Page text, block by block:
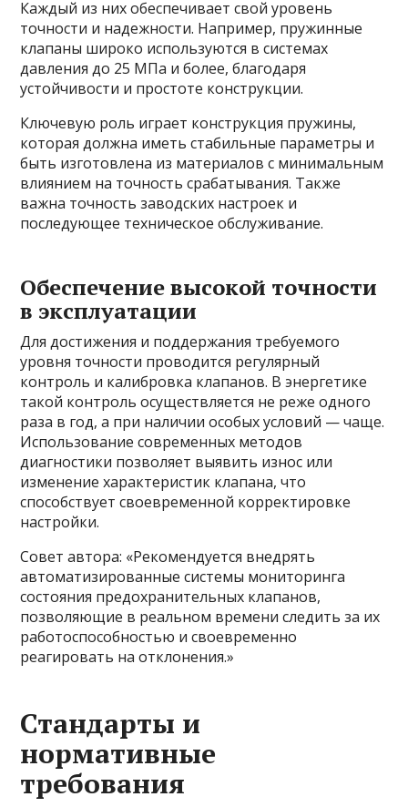
Каждый из них обеспечивает свой уровень
точности и надежности. Например, пружинные
клапаны широко используются в системах
давления до 25 МПа и более, благодаря
устойчивости и простоте конструкции.
Ключевую роль играет конструкция пружины,
которая должна иметь стабильные параметры и
быть изготовлена из материалов с минимальным
влиянием на точность срабатывания. Также
важна точность заводских настроек и
последующее техническое обслуживание.
Обеспечение высокой точности
в эксплуатации
Для достижения и поддержания требуемого
уровня точности проводится регулярный
контроль и калибровка клапанов. В энергетике
такой контроль осуществляется не реже одного
раза в год, а при наличии особых условий — чаще.
Использование современных методов
диагностики позволяет выявить износ или
изменение характеристик клапана, что
способствует своевременной корректировке
настройки.
Совет автора: «Рекомендуется внедрять
автоматизированные системы мониторинга
состояния предохранительных клапанов,
позволяющие в реальном времени следить за их
работоспособностью и своевременно
реагировать на отклонения.»
Стандарты и
нормативные
требования